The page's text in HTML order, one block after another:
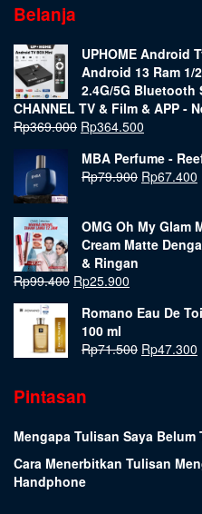
Belanja
UPHOME Android
Android 13 Ram 1/
2.4G/5G Bluetooth
CHANNEL TV & Film & APP -
Rp369.000 Rp364.500
MBA Perfume -
Rp79.900 Rp67.400
OMG Oh My Glam
Cream Matte
& Ringan
Rp99.400 Rp25.900
Romano Eau De
100 ml
Rp71.500 Rp47.300
Pintasan
Mengapa Tulisan Saya Belum
Cara Menerbitkan Tulisan
Handphone